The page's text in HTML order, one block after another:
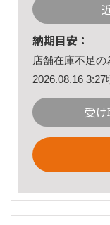
納期目安：
店舗在庫不足の
2026.08.16 3:27
受